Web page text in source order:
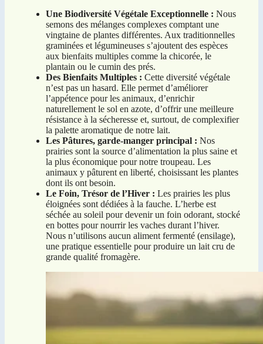
Une Biodiversité Végétale Exceptionnelle : Nous
semons des mélanges complexes comptant une
vingtaine de plantes différentes. Aux traditionnelles
graminées et légumineuses s’ajoutent des espèces
aux bienfaits multiples comme la chicorée, le
plantain ou le cumin des prés.
Des Bienfaits Multiples : Cette diversité végétale
n’est pas un hasard. Elle permet d’améliorer
l’appétence pour les animaux, d’enrichir
naturellement le sol en azote, d’offrir une meilleure
résistance à la sécheresse et, surtout, de complexifier
la palette aromatique de notre lait.
Les Pâtures, garde-manger principal : Nos
prairies sont la source d’alimentation la plus saine et
la plus économique pour notre troupeau. Les
animaux y pâturent en liberté, choisissant les plantes
dont ils ont besoin.
Le Foin, Trésor de l’Hiver : Les prairies les plus
éloignées sont dédiées à la fauche. L’herbe est
séchée au soleil pour devenir un foin odorant, stocké
en bottes pour nourrir les vaches durant l’hiver.
Nous n’utilisons aucun aliment fermenté (ensilage),
une pratique essentielle pour produire un lait cru de
grande qualité fromagère.